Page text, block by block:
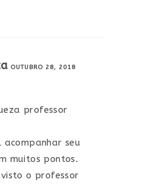
OUTUBRO 28, 2018
professor
seu
muitos pontos.
o professor